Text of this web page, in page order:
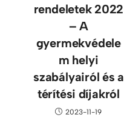
rendeletek 2022
– A
gyermekvédele
m helyi
szabályairól és a
térítési díjakról
2023-11-19